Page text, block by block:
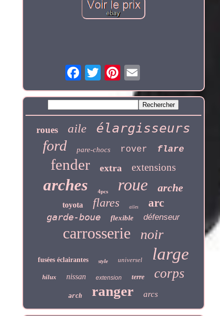
roues aile élargisseurs
ford pare-chocs rover flare
fender extra extensions
arches 4pcs roue arche
toyota flares ailes arc
garde-boue flexible défenseur
carrosserie noir
fusées éclairantes style universel large
hilux nissan extension terre corps
arch ranger arcs